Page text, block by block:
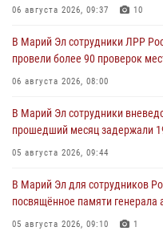
06 августа 2026, 09:37 10
В Марий Эл сотрудники ЛРР
провели более 90 проверок
06 августа 2026, 08:00
В Марий Эл сотрудники
прошедший месяц задержали
05 августа 2026, 09:44
В Марий Эл для сотрудников
посвящённое памяти
05 августа 2026, 09:10 1